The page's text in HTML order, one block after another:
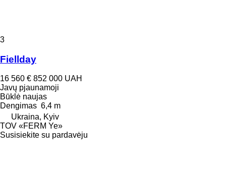
3
Fiellday
16 560 € 852 000 UAH
Javų pjaunamoji
Būklė naujas
Dengimas 6,4 m
Ukraina, Kyiv
TOV «FERM Ye»
Susisiekite su pardavėju